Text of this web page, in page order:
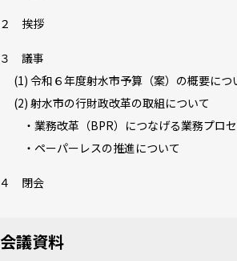
２ 挨拶
３ 議事
(1) 令和６年度射水市予算（案）の概要につ
(2) 射水市の行財政改革の取組について
・業務改革（BPR）につなげる業務プロセ
・ペーパーレスの推進について
４ 閉会
会議資料